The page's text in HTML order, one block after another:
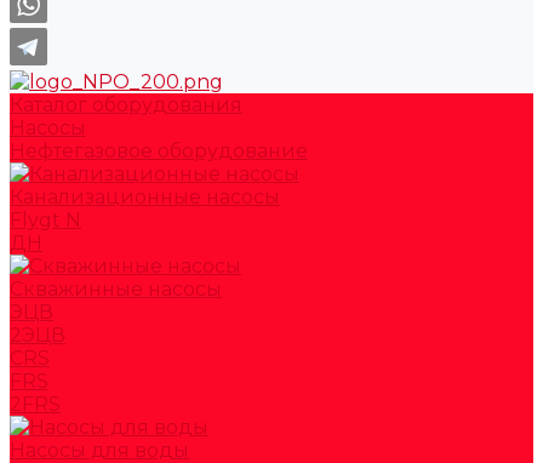
Каталог оборудования
Насосы
Нефтегазовое оборудование
Канализационные насосы
Flygt N
ДН
Скважинные насосы
ЭЦВ
2ЭЦВ
CRS
FRS
2FRS
Насосы для воды